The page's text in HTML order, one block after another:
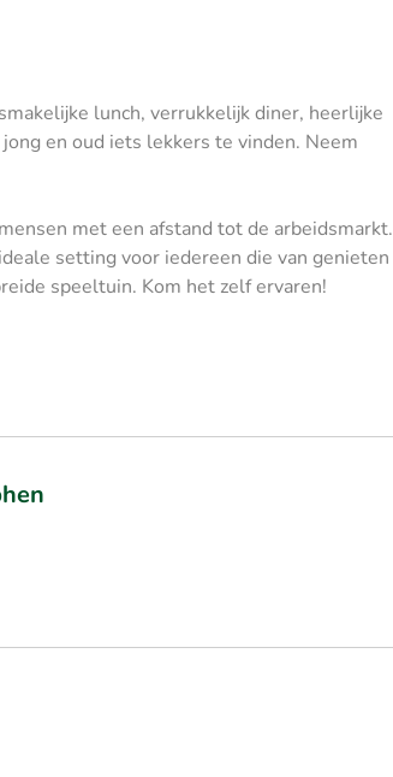
lunch, verrukkelijk diner, heerlijke
en oud iets lekkers te vinden. Neem
met een afstand tot de arbeidsmarkt.
setting voor iedereen die van genieten
speeltuin. Kom het zelf ervaren!